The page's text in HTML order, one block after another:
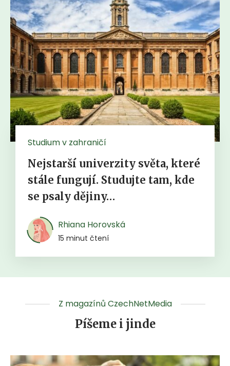
Studium v zahraničí
Nejstarší univerzity světa, které
stále fungují. Studujte tam, kde
se psaly dějiny…
Rhiana Horovská
15 minut čtení
Z magazínů CzechNetMedia
Píšeme i jinde